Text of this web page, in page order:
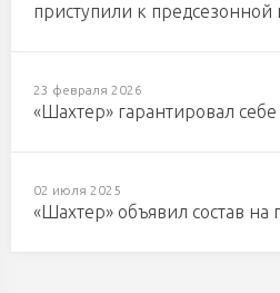
приступили к предсезонной
23 февраля 2026
«Шахтер» гарантировал
02 июля 2025
«Шахтер» объявил состав